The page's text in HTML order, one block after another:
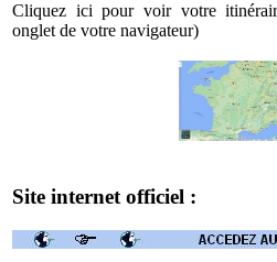
Cliquez ici pour voir votre
onglet de votre navigateur)
Site internet officiel :